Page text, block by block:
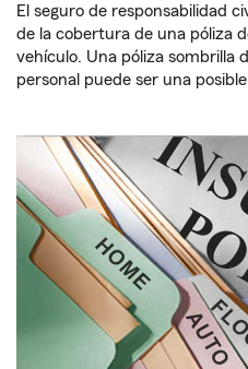
El seguro de responsabilidad
de la cobertura de una póliza
vehículo. Una póliza sombrilla
personal puede ser una